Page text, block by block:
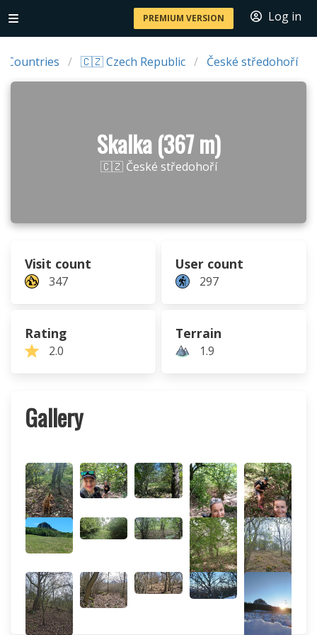
PREMIUM VERSION Log in
Countries 🇨🇿 Czech Republic České středohoří
Skalka (367 m)
🇨🇿 České středohoří
Visit count
347
User count
297
Rating
2.0
Terrain
1.9
Gallery